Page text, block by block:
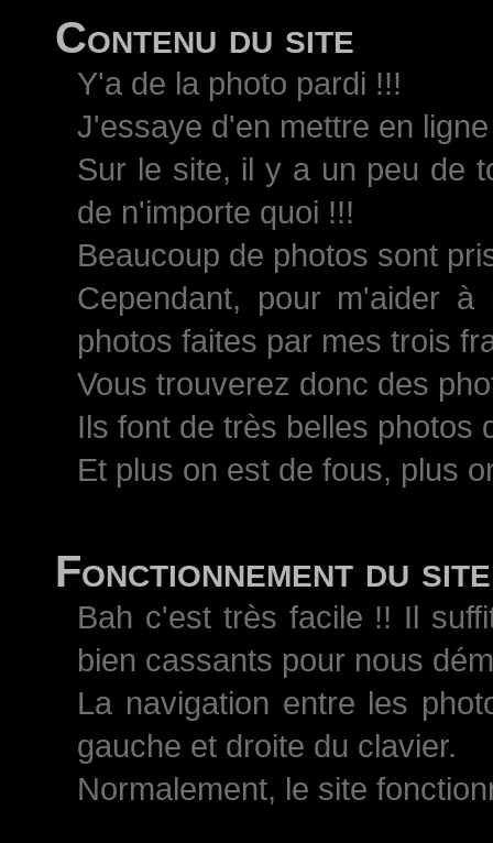
Contenu du site
Y'a de la photo pardi !!!
J'essaye d'en mettre en
Sur le site, il y a un peu de
de n'importe quoi !!!
Beaucoup de photos sont
Cependant, pour m'aider
photos faites par mes trois
Vous trouverez donc des
Ils font de très belles photos
Et plus on est de fous, plus
Fonctionnement du site
Bah c'est très facile !! Il
bien cassants pour nous
La navigation entre les
gauche et droite du clavier.
Normalement, le site